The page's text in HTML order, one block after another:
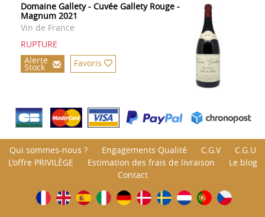
Domaine Gallety - Cuvée Gallety Rouge -
Magnum 2021
Vin de France
RUPTURE
Alerte
Stock Favoris
Qui sommes-nous ? Engagements Qualité C.G.V
C.G.U
L'offre PRIVILÈGE
Estimation des frais de livraison
Le blog
Contact